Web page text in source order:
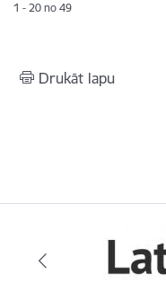
1 - 20 no 49
Drukāt lapu